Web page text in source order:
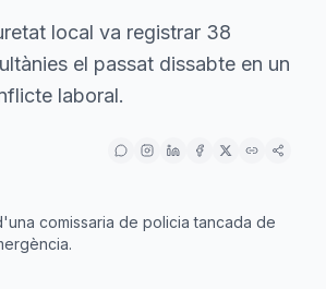
local va registrar 38
el passat dissabte en un
laboral.
comissaria de policia tancada de